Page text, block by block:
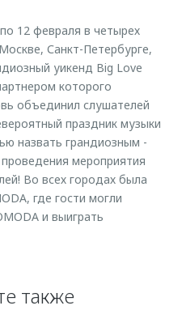
12 февраля в четырех
Санкт-Петербурге,
уикенд Big Love
которого
объединил слушателей
праздник музыки
назвать грандиозным -
мероприятия
Во всех городах была
где гости могли
и выиграть
также